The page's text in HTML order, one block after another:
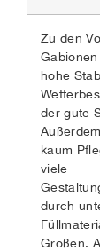
Zu den
hohe
der gute
kaum
viele
durch
Größen.